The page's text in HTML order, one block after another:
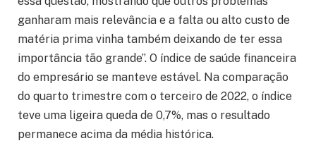
ganharam mais relevância e a falta ou alto custo de
matéria prima vinha também deixando de ter essa
importância tão grande”. O índice de saúde financeira
do empresário se manteve estável. Na comparação
do quarto trimestre com o terceiro de 2022, o índice
teve uma ligeira queda de 0,7%, mas o resultado
permanece acima da média histórica.